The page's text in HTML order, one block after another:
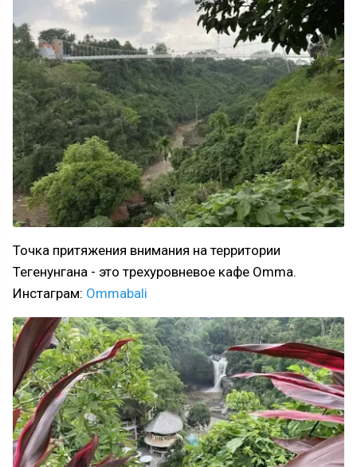
Точка притяжения внимания на территории
Тегенунгана - это трехуровневое кафе Omma.
Инстаграм: Ommabali